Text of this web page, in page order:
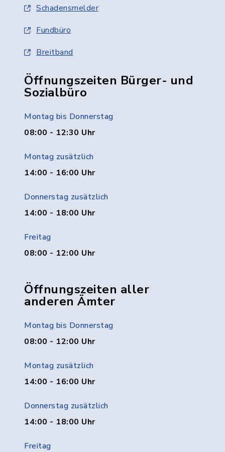
Schadensmelder
Fundbüro
Breitband
Öffnungszeiten Bürger- und
Sozialbüro
Montag bis Donnerstag
08:00 - 12:30 Uhr
Montag zusätzlich
14:00 - 16:00 Uhr
Donnerstag zusätzlich
14:00 - 18:00 Uhr
Freitag
08:00 - 12:00 Uhr
Öffnungszeiten aller
anderen Ämter
Montag bis Donnerstag
08:00 - 12:00 Uhr
Montag zusätzlich
14:00 - 16:00 Uhr
Donnerstag zusätzlich
14:00 - 18:00 Uhr
Freitag